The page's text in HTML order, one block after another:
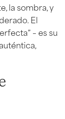
la sombra, y
El
– es su